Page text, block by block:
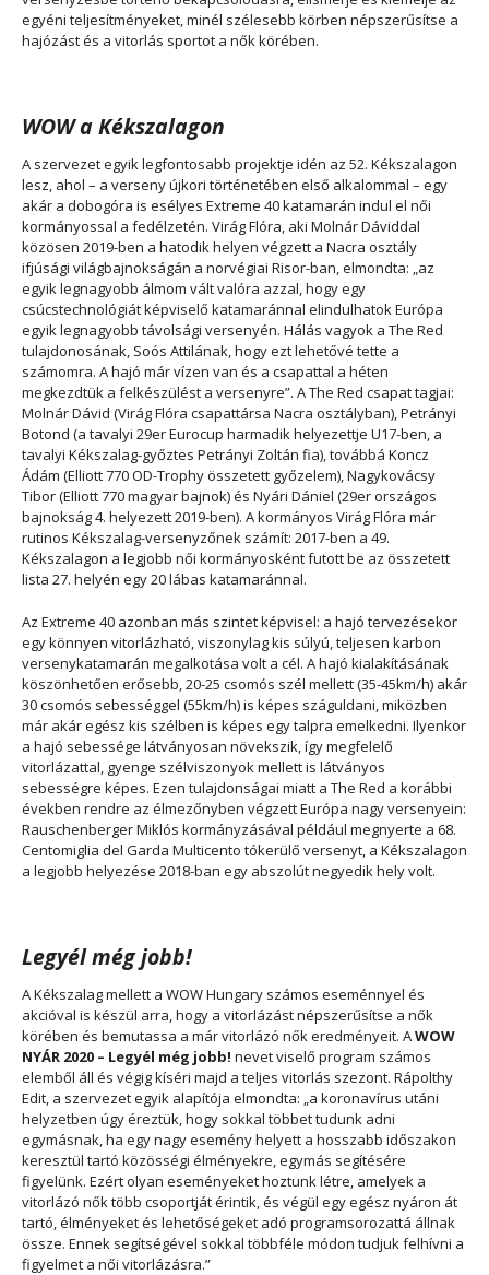
egyéni teljesítményeket, minél szélesebb körben népszerűsítse a
hajózást és a vitorlás sportot a nők körében.
WOW a Kékszalagon
A szervezet egyik legfontosabb projektje idén az 52. Kékszalagon
lesz, ahol – a verseny újkori történetében első alkalommal – egy
akár a dobogóra is esélyes Extreme 40 katamarán indul el női
kormányossal a fedélzetén. Virág Flóra, aki Molnár Dáviddal
közösen 2019-ben a hatodik helyen végzett a Nacra osztály
ifjúsági világbajnokságán a norvégiai Risor-ban, elmondta: „az
egyik legnagyobb álmom vált valóra azzal, hogy egy
csúcstechnológiát képviselő katamaránnal elindulhatok Európa
egyik legnagyobb távolsági versenyén. Hálás vagyok a The Red
tulajdonosának, Soós Attilának, hogy ezt lehetővé tette a
számomra. A hajó már vízen van és a csapattal a héten
megkezdtük a felkészülést a versenyre”. A The Red csapat tagjai:
Molnár Dávid (Virág Flóra csapattársa Nacra osztályban), Petrányi
Botond (a tavalyi 29er Eurocup harmadik helyezettje U17-ben, a
tavalyi Kékszalag-győztes Petrányi Zoltán fia), továbbá Koncz
Ádám (Elliott 770 OD-Trophy összetett győzelem), Nagykovácsy
Tibor (Elliott 770 magyar bajnok) és Nyári Dániel (29er országos
bajnokság 4. helyezett 2019-ben). A kormányos Virág Flóra már
rutinos Kékszalag-versenyzőnek számít: 2017-ben a 49.
Kékszalagon a legjobb női kormányosként futott be az összetett
lista 27. helyén egy 20 lábas katamaránnal.
Az Extreme 40 azonban más szintet képvisel: a hajó tervezésekor
egy könnyen vitorlázható, viszonylag kis súlyú, teljesen karbon
versenykatamarán megalkotása volt a cél. A hajó kialakításának
köszönhetően erősebb, 20-25 csomós szél mellett (35-45km/h) akár
30 csomós sebességgel (55km/h) is képes száguldani, miközben
már akár egész kis szélben is képes egy talpra emelkedni. Ilyenkor
a hajó sebessége látványosan növekszik, így megfelelő
vitorlázattal, gyenge szélviszonyok mellett is látványos
sebességre képes. Ezen tulajdonságai miatt a The Red a korábbi
években rendre az élmezőnyben végzett Európa nagy versenyein:
Rauschenberger Miklós kormányzásával például megnyerte a 68.
Centomiglia del Garda Multicento tókerülő versenyt, a Kékszalagon
a legjobb helyezése 2018-ban egy abszolút negyedik hely volt.
Legyél még jobb!
A Kékszalag mellett a WOW Hungary számos eseménnyel és
akcióval is készül arra, hogy a vitorlázást népszerűsítse a nők
körében és bemutassa a már vitorlázó nők eredményeit. AWOW
NYÁR 2020 – Legyél még jobb! nevet viselő program számos
elemből áll és végig kíséri majd a teljes vitorlás szezont. Rápolthy
Edit, a szervezet egyik alapítója elmondta: „a koronavírus utáni
helyzetben úgy éreztük, hogy sokkal többet tudunk adni
egymásnak, ha egy nagy esemény helyett a hosszabb időszakon
keresztül tartó közösségi élményekre, egymás segítésére
figyelünk. Ezért olyan eseményeket hoztunk létre, amelyek a
vitorlázó nők több csoportját érintik, és végül egy egész nyáron át
tartó, élményeket és lehetőségeket adó programsorozattá állnak
össze. Ennek segítségével sokkal többféle módon tudjuk felhívni a
figyelmet a női vitorlázásra.”